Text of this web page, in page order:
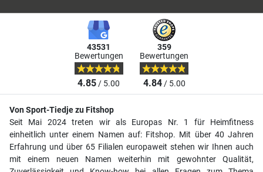
43531
Bewertungen
4.85/ 5.00
359
Bewertungen
4.84/ 5.00
Von Sport-Tiedje zu Fitshop
Seit Mai 2024 treten wir als Europas Nr. 1 für Heimfitness
einheitlich unter einem Namen auf: Fitshop. Mit über 40 Jahren
Erfahrung und über 65 Filialen europaweit stehen wir Ihnen auch
mit einem neuen Namen weiterhin mit gewohnter Qualität,